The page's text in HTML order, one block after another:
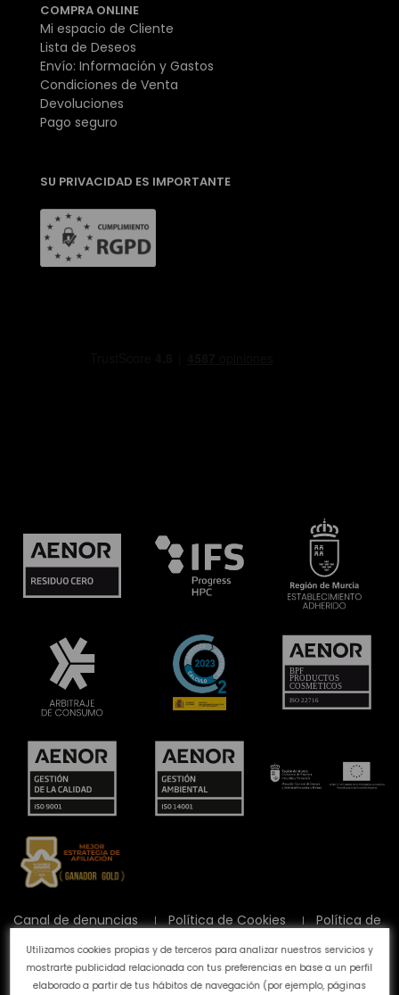
Utilizamos cookies propias y de terceros para analizar nuestros servicios y
mostrarte publicidad relacionada con tus preferencias en base a un perfil
elaborado a partir de tus hábitos de navegación (por ejemplo, páginas
COMPRA ONLINE
Mi espacio de Cliente
Lista de Deseos
Envío: Información y Gastos
Condiciones de Venta
Devoluciones
Pago seguro
SU PRIVACIDAD ES IMPORTANTE
Canal de denuncias Política de Cookies
Política de
Calidad y Medioambiente